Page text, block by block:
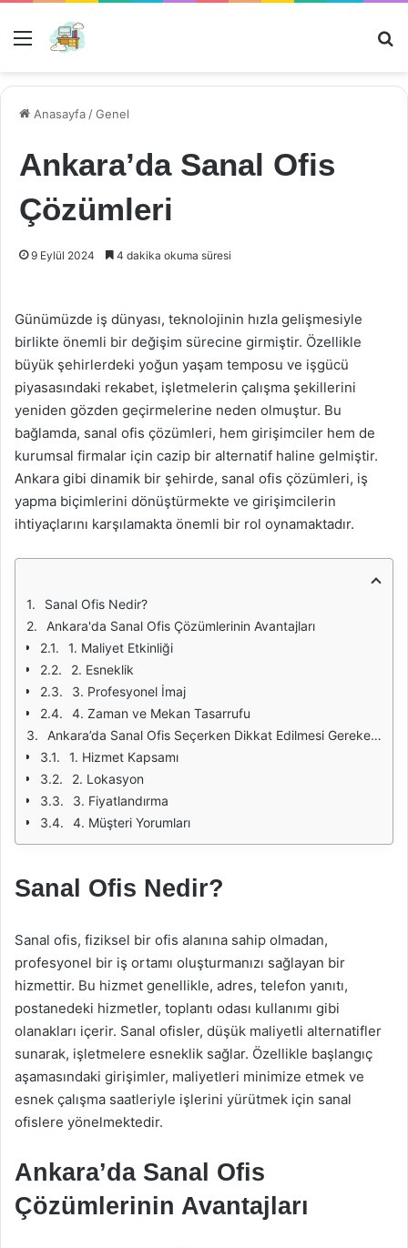
Menü
Anasayfa /Genel
Ankara’da Sanal Ofis
Çözümleri
9 Eylül 2024 4 dakika okuma süresi
Günümüzde iş dünyası, teknolojinin hızla gelişmesiyle
birlikte önemli bir değişim sürecine girmiştir. Özellikle
büyük şehirlerdeki yoğun yaşam temposu ve işgücü
piyasasındaki rekabet, işletmelerin çalışma şekillerini
yeniden gözden geçirmelerine neden olmuştur. Bu
bağlamda, sanal ofis çözümleri, hem girişimciler hem de
kurumsal firmalar için cazip bir alternatif haline gelmiştir.
Ankara gibi dinamik bir şehirde, sanal ofis çözümleri, iş
yapma biçimlerini dönüştürmekte ve girişimcilerin
ihtiyaçlarını karşılamakta önemli bir rol oynamaktadır.
Sanal Ofis Nedir?
Ankara'da Sanal Ofis Çözümlerinin Avantajları
1. Maliyet Etkinliği
2. Esneklik
3. Profesyonel İmaj
4. Zaman ve Mekan Tasarrufu
Ankara’da Sanal Ofis Seçerken Dikkat Edilmesi Gerekenler
1. Hizmet Kapsamı
2. Lokasyon
3. Fiyatlandırma
4. Müşteri Yorumları
Sanal Ofis Nedir?
Sanal ofis, fiziksel bir ofis alanına sahip olmadan,
profesyonel bir iş ortamı oluşturmanızı sağlayan bir
hizmettir. Bu hizmet genellikle, adres, telefon yanıtı,
postanedeki hizmetler, toplantı odası kullanımı gibi
olanakları içerir. Sanal ofisler, düşük maliyetli alternatifler
sunarak, işletmelere esneklik sağlar. Özellikle başlangıç
aşamasındaki girişimler, maliyetleri minimize etmek ve
esnek çalışma saatleriyle işlerini yürütmek için sanal
ofislere yönelmektedir.
Ankara’da Sanal Ofis
Çözümlerinin Avantajları